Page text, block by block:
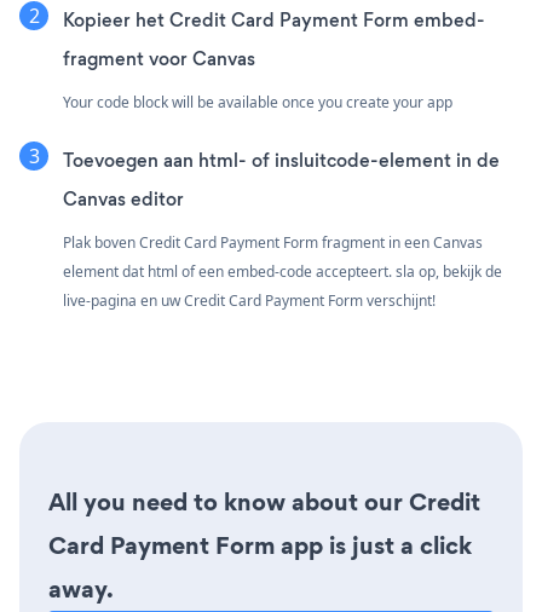
Kopieer het Credit Card Payment Form embed-
fragment voor Canvas
Your code block will be available once you create your app
Toevoegen aan html- of insluitcode-element in de
Canvas editor
Plak boven Credit Card Payment Form fragment in een Canvas
element dat html of een embed-code accepteert. sla op, bekijk de
live-pagina en uw Credit Card Payment Form verschijnt!
All you need to know about our Credit
Card Payment Form app is just a click
away.